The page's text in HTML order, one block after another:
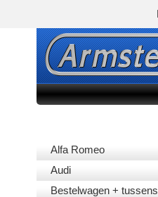
Alfa Romeo
Audi
Bestelwagen +